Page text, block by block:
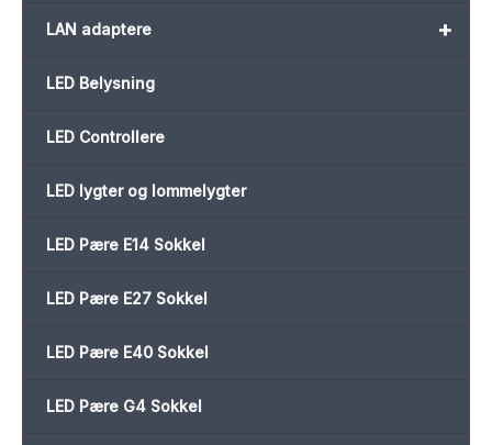
+
LAN adaptere
LED Belysning
LED Controllere
LED lygter og lommelygter
LED Pære E14 Sokkel
LED Pære E27 Sokkel
LED Pære E40 Sokkel
LED Pære G4 Sokkel